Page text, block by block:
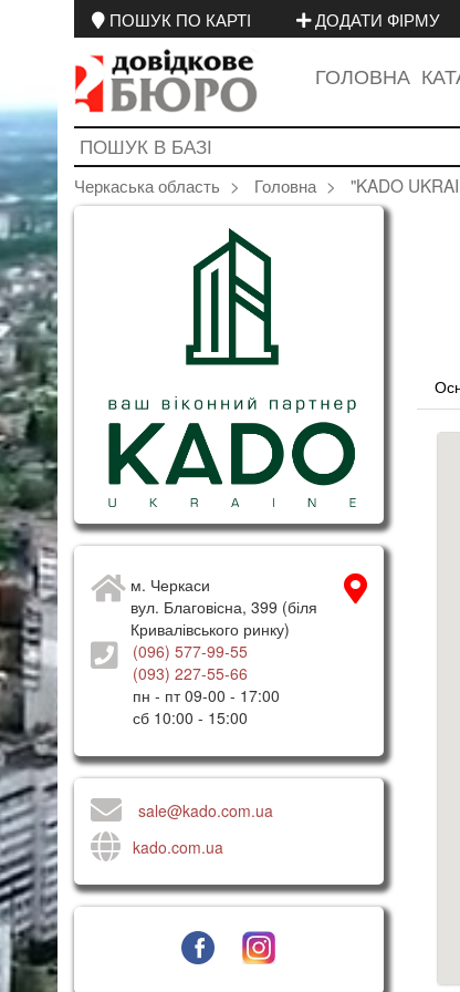
ПОШУК ПО КАРТІ ДОДАТИ ФІРМУ
ГОЛОВНА
Черкаська область Головна "KADO
м. Черкаси
вул. Благовісна, 399 (біля
Кривалівського ринку)
(096) 577-99-55
(093) 227-55-66
пн - пт 09-00 - 17:00
сб 10:00 - 15:00
sale@kado.com.ua
kado.com.ua